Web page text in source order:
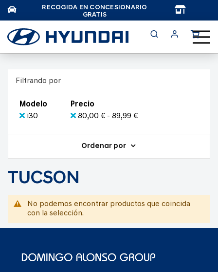
RECOGIDA EN CONCESIONARIO
GRATIS
Filtrando por
Modelo
i30
Precio
80,00 € - 89,99 €
Ordenar por
TUCSON
No podemos encontrar productos que coincida
con la selección.